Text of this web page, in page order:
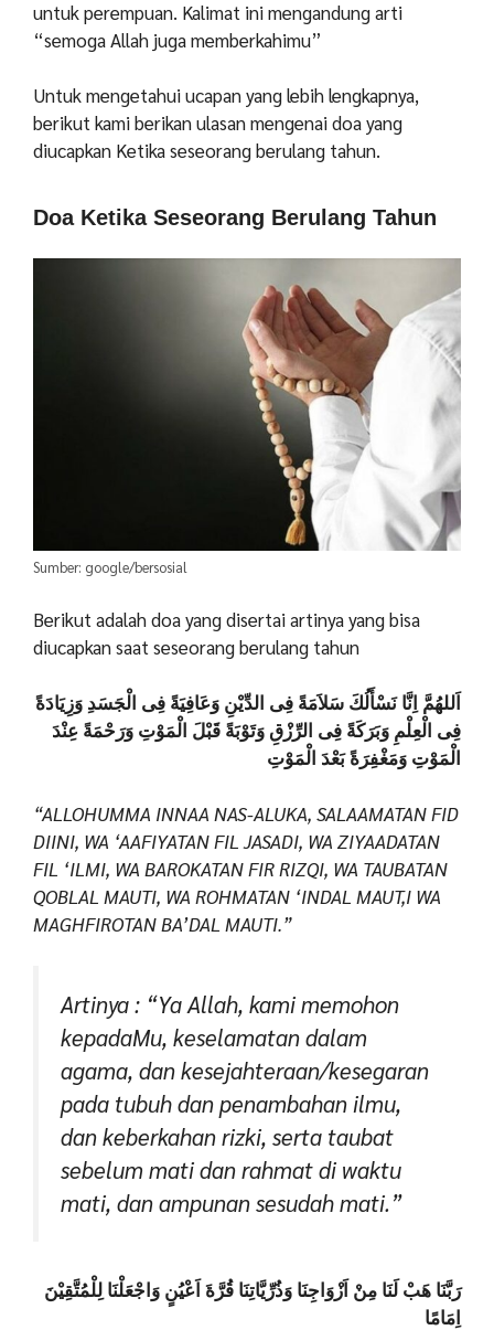
untuk perempuan. Kalimat ini mengandung arti
“semoga Allah juga memberkahimu”
Untuk mengetahui ucapan yang lebih lengkapnya,
berikut kami berikan ulasan mengenai doa yang
diucapkan Ketika seseorang berulang tahun.
Doa Ketika Seseorang Berulang Tahun
Sumber: google/bersosial
Berikut adalah doa yang disertai artinya yang bisa
diucapkan saat seseorang berulang tahun
اَللهُمَّ اِنَّا نَسْأَلُكَ سَلاَمَةً فِى الدِّيْنِ وَعَافِيَةً فِى الْجَسَدِ وَزِيَادَةً
فِى الْعِلْمِ وَبَرَكَةً فِى الرِّزْقِ وَتَوْبَةً قَبْلَ الْمَوْتِ وَرَحْمَةً عِنْدَ
الْمَوْتِ وَمَغْفِرَةً بَعْدَ الْمَوْتِ
“ALLOHUMMA INNAA NAS-ALUKA, SALAAMATAN FID
DIINI, WA ‘AAFIYATAN FIL JASADI, WA ZIYAADATAN
FIL ‘ILMI, WA BAROKATAN FIR RIZQI, WA TAUBATAN
QOBLAL MAUTI, WA ROHMATAN ‘INDAL MAUT,I WA
MAGHFIROTAN BA’DAL MAUTI.”
Artinya : “Ya Allah, kami memohon
kepadaMu, keselamatan dalam
agama, dan kesejahteraan/kesegaran
pada tubuh dan penambahan ilmu,
dan keberkahan rizki, serta taubat
sebelum mati dan rahmat di waktu
mati, dan ampunan sesudah mati.”
رَبَّنَا هَبْ لَنَا مِنْ اَزْوَاجِنَا وَذُرِّيَّاتِنَا قُرَّةَ اَعْيُنٍ وَاجْعَلْنَا لِلْمُتَّقِيْنَ
اِمَامًا